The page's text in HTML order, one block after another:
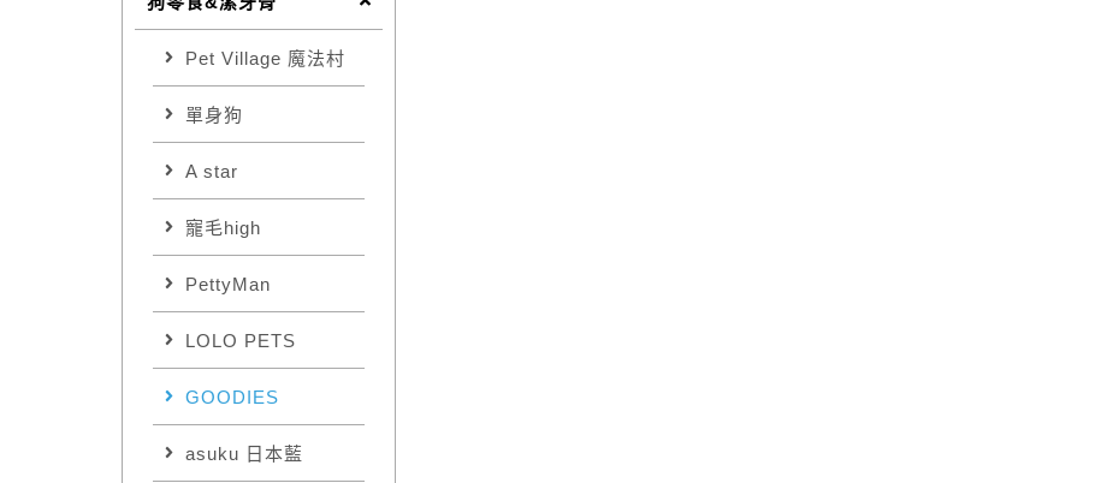
Pet Village 魔法村
單身狗
A star
寵毛high
PettyMan
LOLO PETS
GOODIES
asuku 日本藍